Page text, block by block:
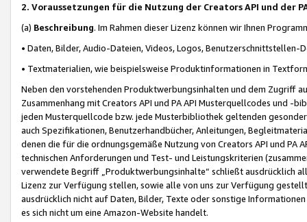
2. Voraussetzungen für die Nutzung der Creators API und der
(a) Beschreibung. Im Rahmen dieser Lizenz können wir Ihnen
• Daten, Bilder, Audio-Dateien, Videos, Logos, Benutzerschnittstellen-
• Textmaterialien, wie beispielsweise Produktinformationen in
Neben den vorstehenden Produktwerbungsinhalten und dem Zugriff
Zusammenhang mit Creators API und PA API Musterquellcodes und
jeden Musterquellcode bzw. jede Musterbibliothek geltenden
auch Spezifikationen, Benutzerhandbücher, Anleitungen,
denen die für die ordnungsgemäße Nutzung von Creators API und PA
technischen Anforderungen und Test- und Leistungskriterien
verwendete Begriff „Produktwerbungsinhalte“ schließt ausdrücklich
Lizenz zur Verfügung stellen, sowie alle von uns zur Verfügung
ausdrücklich nicht auf Daten, Bilder, Texte oder sonstige
es sich nicht um eine Amazon-Website handelt.